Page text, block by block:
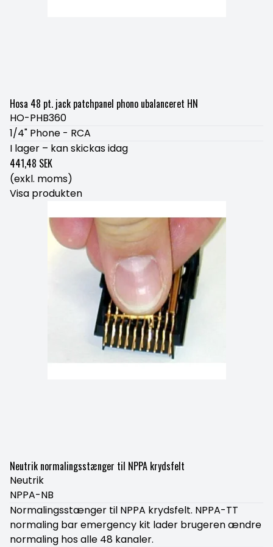
Hosa 48 pt. jack patchpanel phono ubalanceret HN
HO-PHB360
1/4" Phone - RCA
I lager – kan skickas idag
441,48 SEK
(exkl. moms)
Visa produkten
Neutrik normalingsstænger til NPPA krydsfelt
Neutrik
NPPA-NB
Normalingsstænger til NPPA krydsfelt. NPPA-TT
normaling bar emergency kit lader brugeren ændre
normaling hos alle 48 kanaler.